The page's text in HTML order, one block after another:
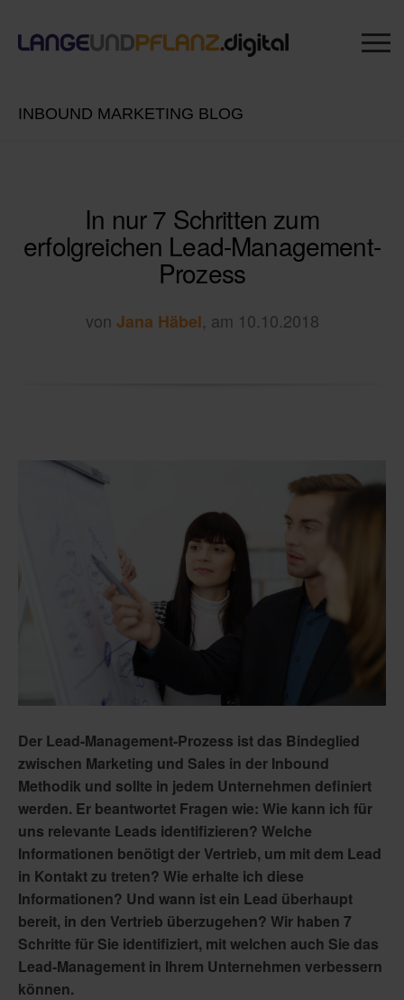
INBOUND MARKETING BLOG
In nur 7 Schritten zum
erfolgreichen Lead-Management-
Prozess
von Jana Häbel, am 10.10.2018
Der Lead-Management-Prozess ist das Bindeglied
zwischen Marketing und Sales in der Inbound
Methodik und sollte in jedem Unternehmen definiert
werden. Er beantwortet Fragen wie: Wie kann ich für
uns relevante Leads identifizieren? Welche
Informationen benötigt der Vertrieb, um mit dem Lead
in Kontakt zu treten? Wie erhalte ich diese
Informationen? Und wann ist ein Lead überhaupt
bereit, in den Vertrieb überzugehen? Wir haben 7
Schritte für Sie identifiziert, mit welchen auch Sie das
Lead-Management in Ihrem Unternehmen verbessern
können.